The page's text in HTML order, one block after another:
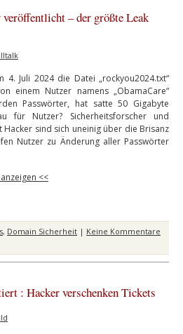
– der größte Leak
Juli 2024 die Datei „rockyou2024.txt“
einem Nutzer namens „ObamaCare“
Passwörter, hat satte 50 Gigabyte
für Nutzer? Sicherheitsforscher und
Hacker sind sich uneinig über die Brisanz
Nutzer zu Änderung aller Passwörter
<<
, Domain Sicherheit | Keine Kommentare
: Hacker verschenken Tickets